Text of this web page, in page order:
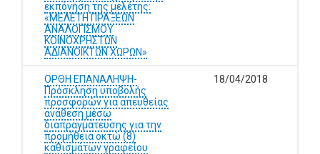
εκπόνηση της μελέτης:
«ΜΕΛΕΤH ΠΡΑΞΕΩΝ
ΑΝΑΛΟΓΙΣΜΟΥ
ΚΟΙΝΟΧΡΗΣΤΩΝ
ΑΔΙΑΝΟΙΚΤΩΝ ΧΩΡΩΝ»
ΟΡΘΗ ΕΠΑΝΑΛΗΨΗ-
Πρόσκληση υποβολής
προσφορών για απευθείας
ανάθεση μέσω
διαπραγμάτευσης για την
προμήθεια οκτώ (8)
καθισμάτων γραφείου
18/04/2018